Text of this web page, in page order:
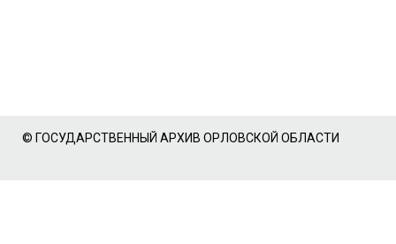
© ГОСУДАРСТВЕННЫЙ АРХИВ ОРЛОВСКОЙ ОБЛАСТИ